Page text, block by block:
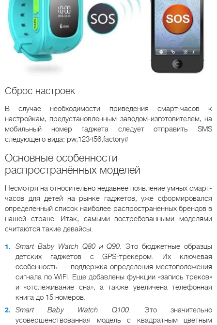
Сброс настроек
В случае необходимости приведения смарт-часов к
настройкам, предустановленным заводом-изготовителем, на
мобильный номер гаджета следует отправить SMS
следующего вида: pw,123456,factory#
Основные особенности
распространённых моделей
Несмотря на относительно недавнее появление умных смарт-
часов для детей на рынке гаджетов, уже сформировался
определённый список наиболее распространённых брендов в
нашей стране. Итак, самыми востребованными моделями
считаются такие девайсы.
Smart Baby Watch Q80 и Q90. Это бюджетные образцы
детских гаджетов с GPS-трекером. Их ключевая
особенность — поддержка определения местоположения
сигнала по WiFi. Еще добавлены функции «запись треков»
и «отслеживание сна», а также увеличена телефонная
книга до 15 номеров.
Smart Baby Watch Q100. Это значительно
усовершенствованная модель с квадратным цветным